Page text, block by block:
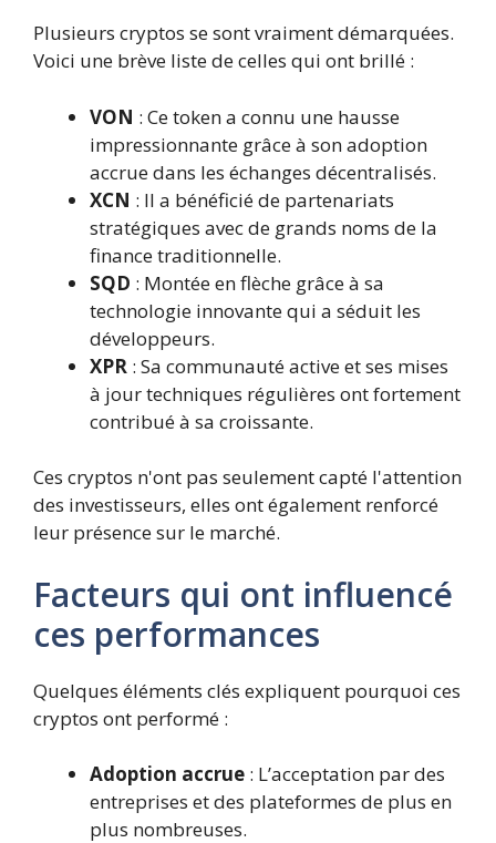
Plusieurs cryptos se sont vraiment démarquées.
Voici une brève liste de celles qui ont brillé :
VON : Ce token a connu une hausse
impressionnante grâce à son adoption
accrue dans les échanges décentralisés.
XCN : Il a bénéficié de partenariats
stratégiques avec de grands noms de la
finance traditionnelle.
SQD : Montée en flèche grâce à sa
technologie innovante qui a séduit les
développeurs.
XPR : Sa communauté active et ses mises
à jour techniques régulières ont fortement
contribué à sa croissante.
Ces cryptos n'ont pas seulement capté l'attention
des investisseurs, elles ont également renforcé
leur présence sur le marché.
Facteurs qui ont influencé
ces performances
Quelques éléments clés expliquent pourquoi ces
cryptos ont performé :
Adoption accrue : L’acceptation par des
entreprises et des plateformes de plus en
plus nombreuses.